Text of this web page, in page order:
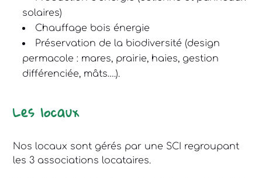
solaires)
Chauffage bois énergie
Préservation de la biodiversité (design
permacole : mares, prairie, haies, gestion
différenciée, mâts….).
Les locaux
Nos locaux sont gérés par une SCI regroupant
les 3 associations locataires.